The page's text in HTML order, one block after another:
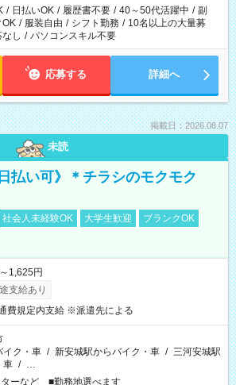
/ 日払いOK / 履歴書不要 / 40～50代活躍中 / 副
OK / 服装自由 / シフト勤務 / 10名以上の大量募
し / パソコンスキル不要
応募する 詳細へ
掲載日：2026.08.07
未読
払い可》＊チラシのモクモク
社会人未経験OK 大学生歓迎
ブランクOK
1,625円
支給あり
費規定内支給 ※派遣先による
イク・車 / 新安城駅からバイク・車 / 三河安城駅
車 / …
ターなど ■勤務地選べます